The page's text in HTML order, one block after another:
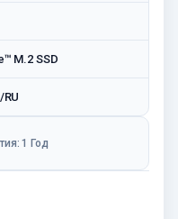
M.2 SSD
1 Год